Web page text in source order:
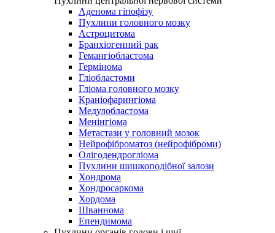
Аденома гіпофізу
Пухлини головного мозку
Астроцитома
Бранхіогенний рак
Гемангіобластома
Гермінома
Гліобластоми
Гліома головного мозку
Краніофарингіома
Медулобластома
Менінгіома
Метастази у головний мозок
Нейрофіброматоз (нейрофіброми)
Олігодендрогліома
Пухлини шишкоподібної залози
Хондрома
Хондросаркома
Хордома
Шваннома
Епендимома